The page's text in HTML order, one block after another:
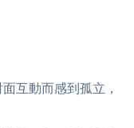
互動而感到孤立，